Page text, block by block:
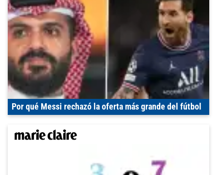
Por qué Messi rechazó la oferta más grande del fútbol